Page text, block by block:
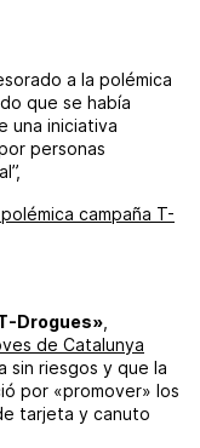
a la polémica
que se había
una iniciativa
personas
campaña T-
Drogues»
de Catalunya
sin riesgos y que la
por «promover» los
tarjeta y canuto